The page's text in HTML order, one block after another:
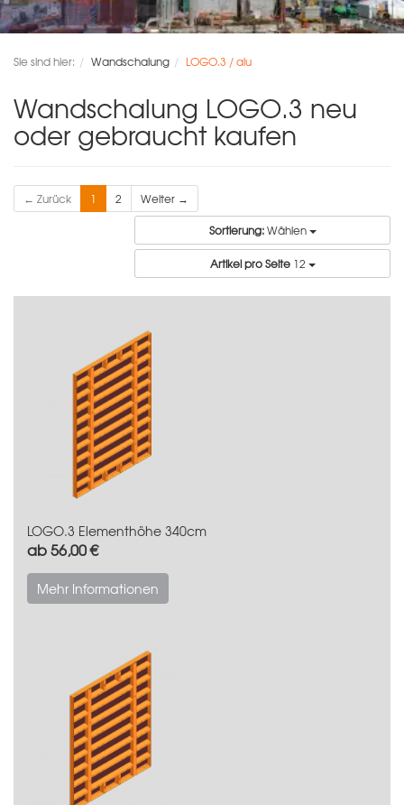
Sie sind hier: Wandschalung LOGO.3 / alu
Wandschalung LOGO.3 neu
oder gebraucht kaufen
← Zurück 1 2
Weiter →
Sortierung:Wählen
Artikel pro Seite 12
LOGO.3 Elementhöhe 340cm
ab 56,00 €
Mehr Informationen